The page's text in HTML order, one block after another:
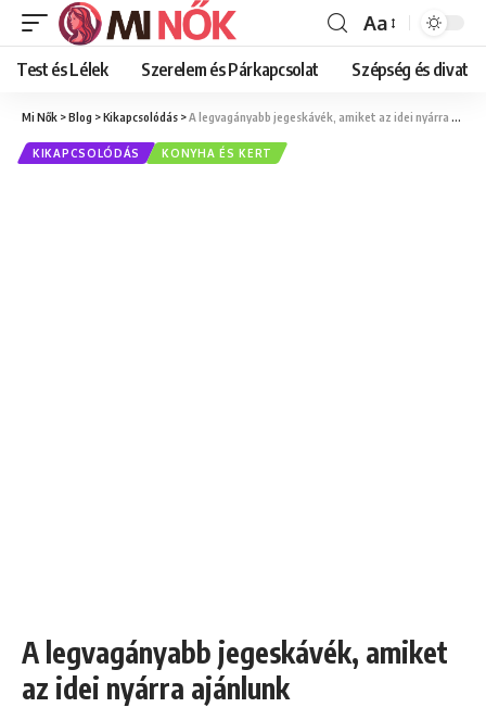
Font
Resizer
Aa
Test és Lélek Szerelem és Párkapcsolat Szépség és divat
Mi Nők >Blog >Kikapcsolódás >A legvagányabb jegeskávék, amiket az idei nyárra ajánlunk
KIKAPCSOLÓDÁS KONYHA ÉS KERT
A legvagányabb jegeskávék, amiket
az idei nyárra ajánlunk